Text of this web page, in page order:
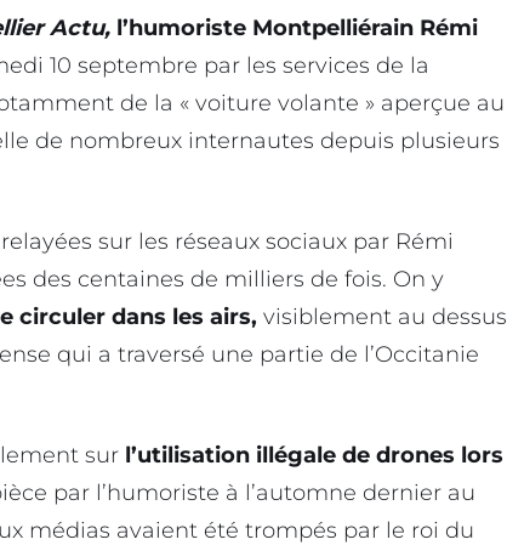
Actu, l’humoriste Montpelliérain Rémi
10 septembre par les services de la
de la « voiture volante » aperçue au
de nombreux internautes depuis plusieurs
sur les réseaux sociaux par Rémi
des centaines de milliers de fois. On y
circuler dans les airs, visiblement au dessus
qui a traversé une partie de l’Occitanie
sur l’utilisation illégale de drones lors
par l’humoriste à l’automne dernier au
médias avaient été trompés par le roi du